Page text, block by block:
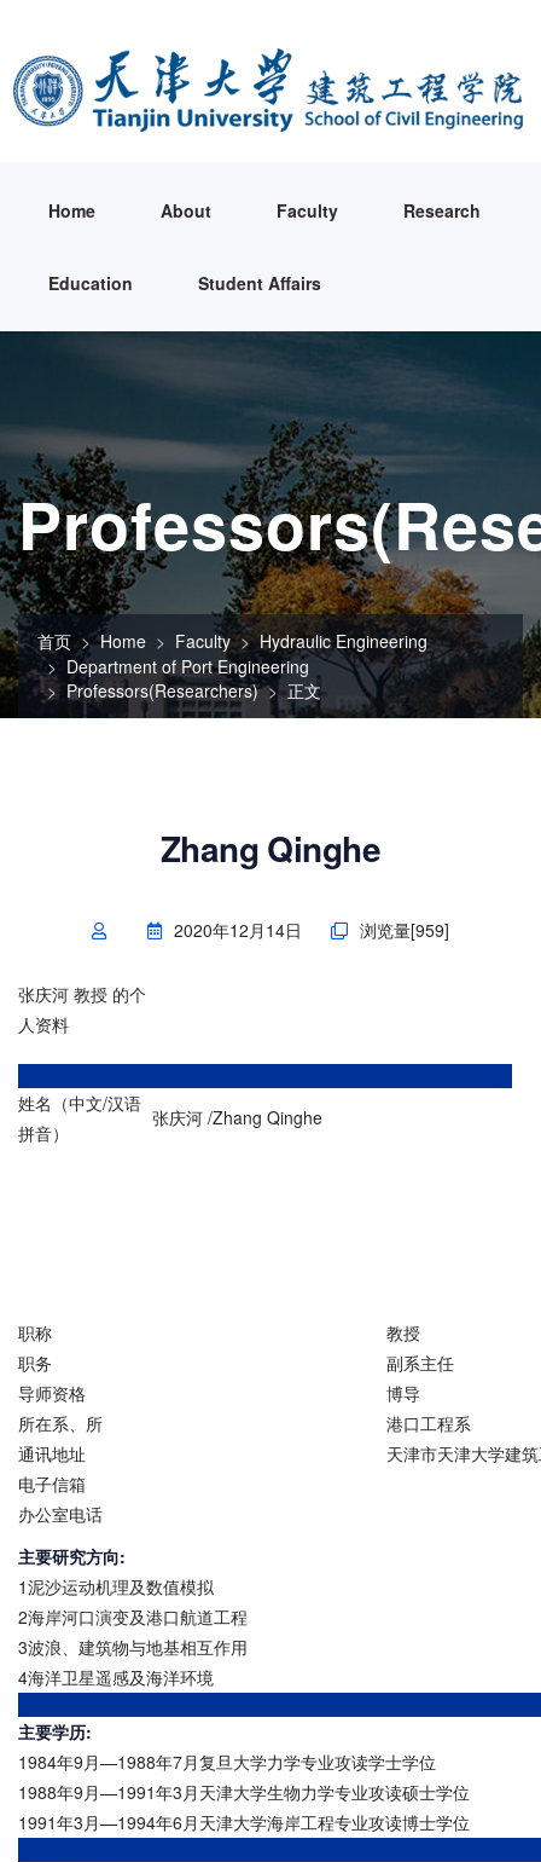
Home About Faculty Research
Education Student Affairs
首页 Home Faculty
Hydraulic Engineering
Department of Port Engineering
Professors(Researchers)
正文
Zhang Qinghe
2020年12月14日 浏览量[959]
张庆河 教授 的个
人资料
姓名（中文/汉语
拼音）
张庆河 /Zhang Qinghe
职称
教授
职务
副系主任
导师资格
博导
所在系、所
港口工程系
通讯地址
天津市天津大学建
电子信箱
办公室电话
主要研究方向:
1泥沙运动机理及数值模拟
2海岸河口演变及港口航道工程
3波浪、建筑物与地基相互作用
4海洋卫星遥感及海洋环境
主要学历:
1984年9月—1988年7月复旦大学力学专业攻读学士学位
1988年9月—1991年3月天津大学生物力学专业攻读硕士学位
1991年3月—1994年6月天津大学海岸工程专业攻读博士学位